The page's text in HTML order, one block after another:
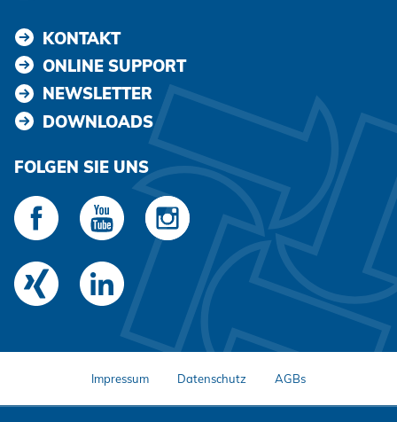
KONTAKT
ONLINE SUPPORT
NEWSLETTER
DOWNLOADS
FOLGEN SIE UNS
Impressum Datenschutz AGBs